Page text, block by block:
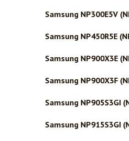
Samsung NP300E5V
Samsung NP450R5E
Samsung NP900X3E
Samsung NP900X3F
Samsung NP905S3GI
Samsung NP915S3GI